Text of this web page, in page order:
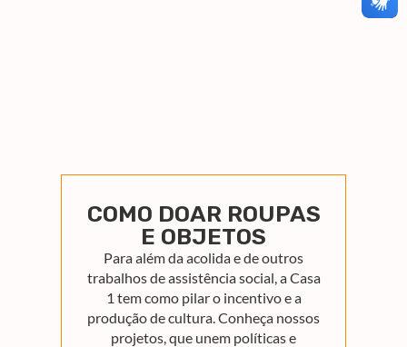
COMO DOAR ROUPAS
E OBJETOS
Para além da acolida e de outros
trabalhos de assistência social, a Casa
1 tem como pilar o incentivo e a
produção de cultura. Conheça nossos
projetos, que unem políticas e